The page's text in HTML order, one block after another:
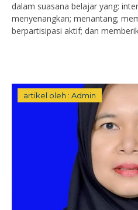
dalam suasana belajar yang:
menyenangkan; menantang;
berpartisipasi aktif; dan
artikel oleh : Admin